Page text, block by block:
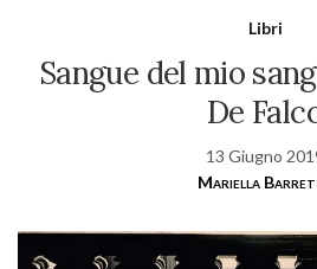
Libri
Sangue del mio
De
13 Giugno
Mariella